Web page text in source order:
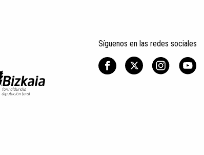
Síguenos en las redes sociales